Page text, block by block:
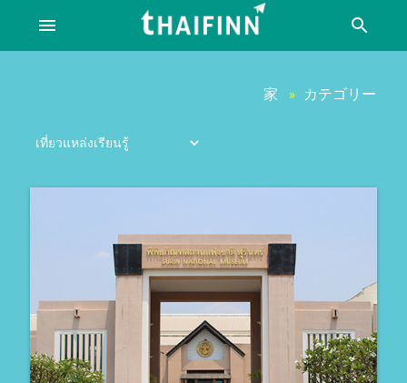
menu search
家 » カテゴリー